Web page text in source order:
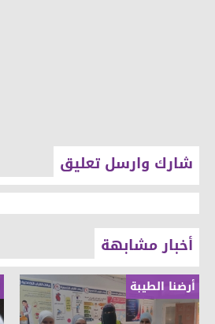
شارك وارسل تعليق
أخبار مشابهة
أرضنا الطيبة